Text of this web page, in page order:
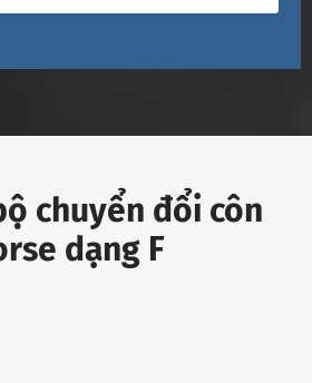
chuyển đổi côn
dạng F